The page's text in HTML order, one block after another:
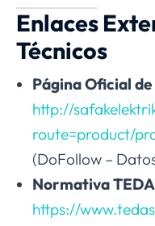
Enlaces
Técnicos
Página Oficial
http://
route=product/
(DoFollow –
Normativa
https://